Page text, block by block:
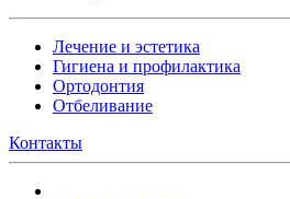
Лечение и эстетика
Гигиена и профилактика
Ортодонтия
Отбеливание
Контакты